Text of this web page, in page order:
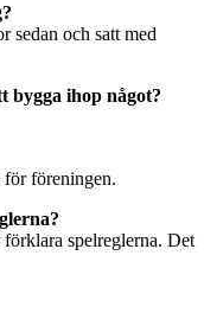
sedan och satt med
bygga ihop något?
för föreningen.
spelreglerna. Det